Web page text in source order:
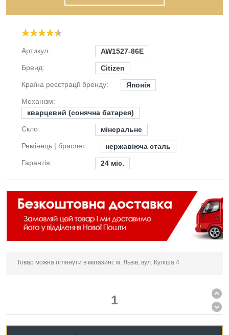
Артикул:
AW1527-86E
Бренд:
Citizen
Країна реєстрації бренду:
Японія
Механізм:
кварцевий (сонячна батарея)
Скло:
мінеральне
Ремінець | браслет:
нержавіюча сталь
Гарантія:
24 міс.
Товар можна оглянути в магазині: м. Львів, вул. Куліша 4